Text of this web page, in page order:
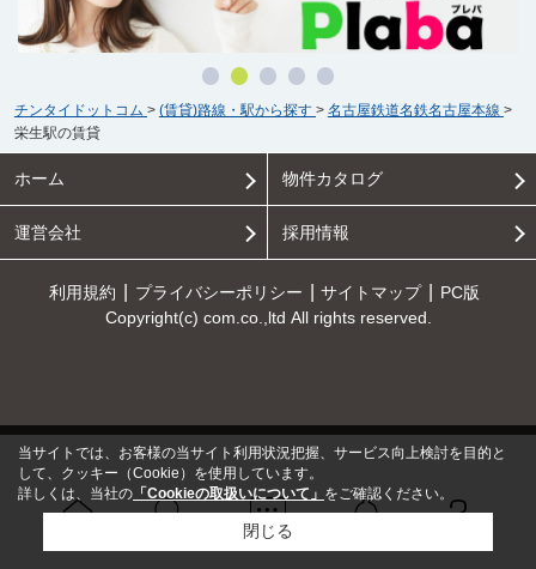
問い合せ
チンタイドットコム > (賃貸)路線・駅から探す > 名古屋鉄道名鉄名古屋本線 >
栄生駅の賃貸
ホーム 物件カタログ
運営会社 採用情報
利用規約 プライバシーポリシー サイトマップ
PC版
Copyright(c) com.co.,ltd All rights reserved.
当サイトでは、お客様の当サイト利用状況把握、サービス向上検討を目的と
して、クッキー（Cookie）を使用しています。
詳しくは、当社の 「Cookieの取扱いについて」 をご確認ください。
閉じる